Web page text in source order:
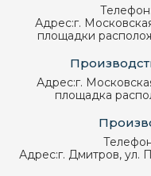
Телефон:
Адрес:г.
площадки
Адрес:г.
площадка
Адрес:г. Дмитров, ул.